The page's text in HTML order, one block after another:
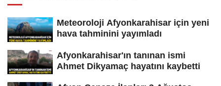
Meteoroloji Afyonkarahisar için yeni
hava tahminini yayımladı
Afyonkarahisar'ın tanınan ismi
Ahmet Dikyamaç hayatını kaybetti